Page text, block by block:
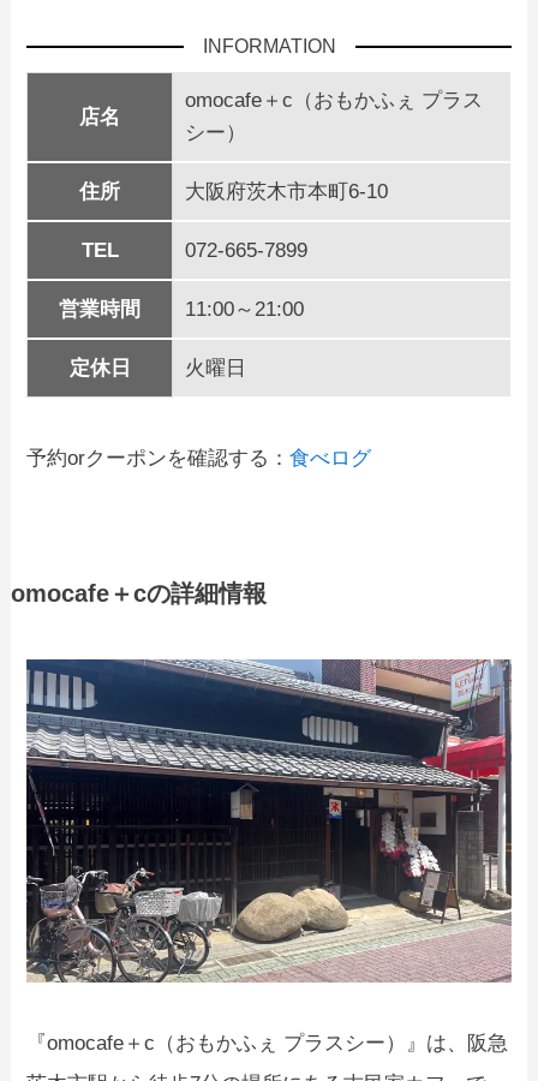
INFORMATION
店名
omocafe＋c（おもかふぇ プラス
シー）
住所 大阪府茨木市本町6-10
TEL 072-665-7899
営業時間 11:00～21:00
定休日 火曜日
予約orクーポンを確認する：食べログ
omocafe＋cの詳細情報
『omocafe＋c（おもかふぇ プラスシー）』は、阪急